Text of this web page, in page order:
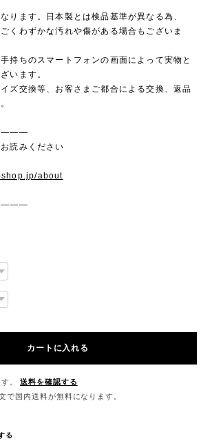
ります。日本製とは検品基準が異なる為、
くわずかな汚れや傷がある場合もございま
持ちのスマートフォンの画面によって実物と
います。
ズ交換等、お客さまご都合による交換、返品
読みください
about
カートに入れる
。
送料を確認する
国内送料が無料になります。
る